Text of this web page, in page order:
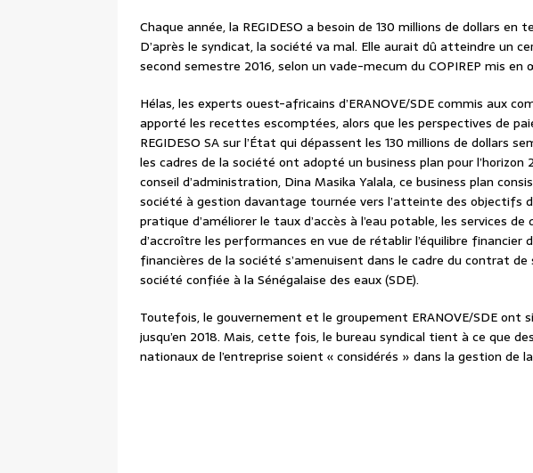
Chaque année, la REGIDESO a besoin de 130 millions de dollars en
D’après le syndicat, la société va mal. Elle aurait dû atteindre un
second semestre 2016, selon un vade-mecum du COPIREP mis en
Hélas, les experts ouest-africains d’ERANOVE/SDE commis aux
apporté les recettes escomptées, alors que les perspectives de
REGIDESO SA sur l’État qui dépassent les 130 millions de dollars
les cadres de la société ont adopté un business plan pour
conseil d’administration, Dina Masika Yalala, ce business plan
société à gestion davantage tournée vers l’atteinte des objectifs
pratique d’améliorer le taux d’accès à l’eau potable, les services
d’accroître les performances en vue de rétablir l’équilibre financier
financières de la société s’amenuisent dans le cadre du contrat
société confiée à la Sénégalaise des eaux (SDE).
Toutefois, le gouvernement et le groupement ERANOVE/SDE ont
jusqu’en 2018. Mais, cette fois, le bureau syndical tient à ce que
nationaux de l’entreprise soient « considérés » dans la gestion de la